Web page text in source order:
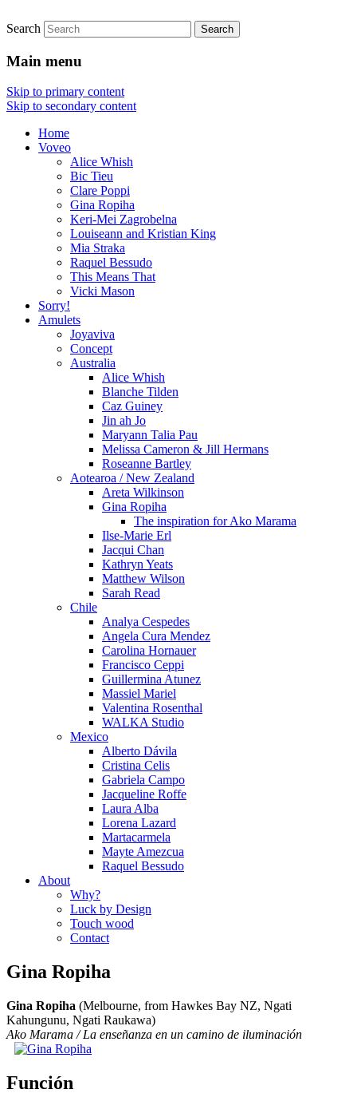
Joyaviva
Live Jewellery
Search
Main menu
Skip to primary content
Skip to secondary content
Home
Voveo
Alice Whish
Bic Tieu
Clare Poppi
Gina Ropiha
Keri-Mei Zagrobelna
Louiseann and Kristian King
Mia Straka
Raquel Bessudo
This Means That
Vicki Mason
Sorry!
Amulets
Joyaviva
Concept
Australia
Alice Whish
Blanche Tilden
Caz Guiney
Jin ah Jo
Maryann Talia Pau
Melissa Cameron & Jill Hermans
Roseanne Bartley
Aotearoa / New Zealand
Areta Wilkinson
Gina Ropiha
The inspiration for Ako Marama
Ilse-Marie Erl
Jacqui Chan
Kathryn Yeats
Matthew Wilson
Sarah Read
Chile
Analya Cespedes
Angela Cura Mendez
Carolina Hornauer
Francisco Ceppi
Guillermina Atunez
Massiel Mariel
Valentina Rosenthal
WALKA Studio
Mexico
Alberto Dávila
Cristina Celis
Gabriela Campo
Jacqueline Roffe
Laura Alba
Lorena Lazard
Martacarmela
Mayte Amezcua
Raquel Bessudo
About
Why?
Luck by Design
Touch wood
Contact
Gina Ropiha
Gina Ropiha (Melbourne, from Hawkes Bay NZ, Ngati
Kahungunu, Ngati Raukawa)
Ako Marama / La enseñanza en un camino de iluminación
Función